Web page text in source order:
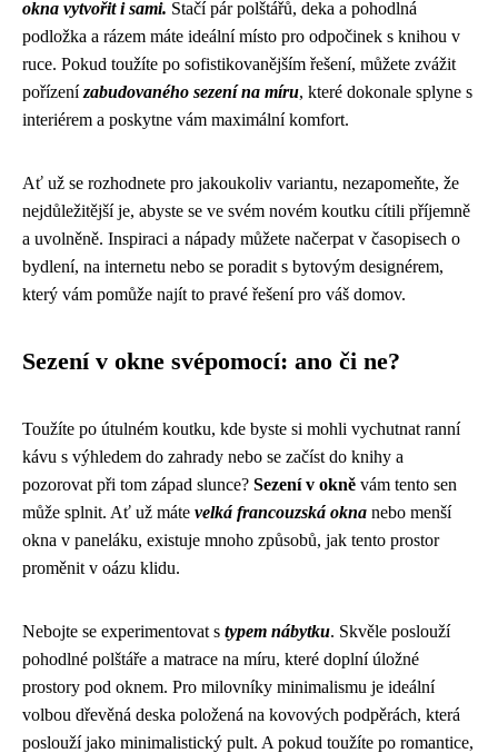
okna vytvořit i sami. Stačí pár polštářů, deka a pohodlná
podložka a rázem máte ideální místo pro odpočinek s knihou v
ruce. Pokud toužíte po sofistikovanějším řešení, můžete zvážit
pořízenízabudovaného sezení na míru, které dokonale splyne s
interiérem a poskytne vám maximální komfort.
Ať už se rozhodnete pro jakoukoliv variantu, nezapomeňte, že
nejdůležitější je, abyste se ve svém novém koutku cítili příjemně
a uvolněně. Inspiraci a nápady můžete načerpat v časopisech o
bydlení, na internetu nebo se poradit s bytovým designérem,
který vám pomůže najít to pravé řešení pro váš domov.
Sezení v okne svépomocí: ano či ne?
Toužíte po útulném koutku, kde byste si mohli vychutnat ranní
kávu s výhledem do zahrady nebo se začíst do knihy a
pozorovat při tom západ slunce? Sezení v okně vám tento sen
může splnit. Ať už máte velká francouzská okna nebo menší
okna v paneláku, existuje mnoho způsobů, jak tento prostor
proměnit v oázu klidu.
Nebojte se experimentovat s typem nábytku. Skvěle poslouží
pohodlné polštáře a matrace na míru, které doplní úložné
prostory pod oknem. Pro milovníky minimalismu je ideální
volbou dřevěná deska položená na kovových podpěrách, která
poslouží jako minimalistický pult. A pokud toužíte po romantice,